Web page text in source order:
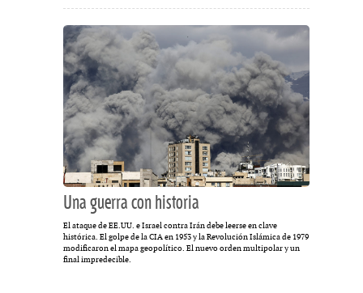
Una guerra con historia
El ataque de EE.UU. e Israel contra Irán debe leerse en clave
histórica. El golpe de la CIA en 1953 y la Revolución Islámica de 1979
modificaron el mapa geopolítico. El nuevo orden multipolar y un
final impredecible.